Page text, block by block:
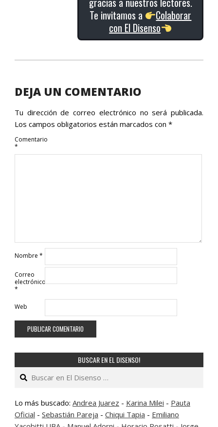
Te invitamos a
Colaborar
con El Disenso
27
DEJA UN COMENTARIO
Tu dirección de correo electrónico no será publicada.
Los campos obligatorios están marcados con *
Comentario
*
Nombre *
Correo
electrónico
*
Web
BUSCAR EN EL DISENSO!
Buscar
Lo más buscado: Andrea Juarez - Karina Milei - Pauta
Oficial - Sebastián Pareja - Chiqui Tapia - Emiliano